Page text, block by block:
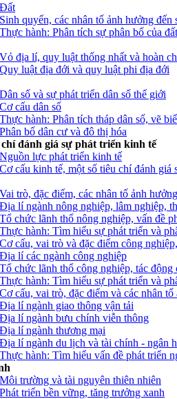
quyển, các nhân tố ảnh hưởng đến
hành: Phân tích sự phân bố của
địa lí, quy luật thống nhất và hoàn
luật địa đới và quy luật phi địa đới
số và sự phát triển dân số thế giới
cấu dân số
hành: Phân tích tháp dân số, vẽ
bố dân cư và đô thị hóa
đánh giá sự phát triển kinh tế
lực phát triển kinh tế
cấu kinh tế, một số tiêu chí đánh giá
trò, đặc điểm, các nhân tố ảnh
lí ngành nông nghiệp, lâm nghiệp,
chức lãnh thổ nông nghiệp, vấn đề
hành: Tìm hiểu sự phát triển và
cấu, vai trò và đặc điểm công
lí các ngành công nghiệp
chức lãnh thổ công nghiệp, tác
hành: Tìm hiểu sự phát triển và
cấu, vai trò, đặc điểm và các nhân
lí ngành giao thông vận tải
lí ngành bưu chính viễn thông
lí ngành thương mại
lí ngành du lịch và tài chính - ngân
hành: Tìm hiểu vấn đề phát triển
trường và tài nguyên thiên nhiên
triển bền vững, tăng trưởng xanh